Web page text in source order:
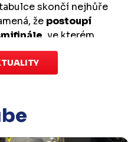
skončí nejhůře
že postoupí
, ve kterém
domácího
zápas se v Kotlině
10. března od
pátý rozhodující
v Kotlině ve středu 18.